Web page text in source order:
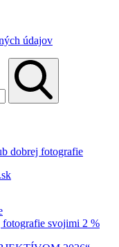
údajov
svojimi 2 %